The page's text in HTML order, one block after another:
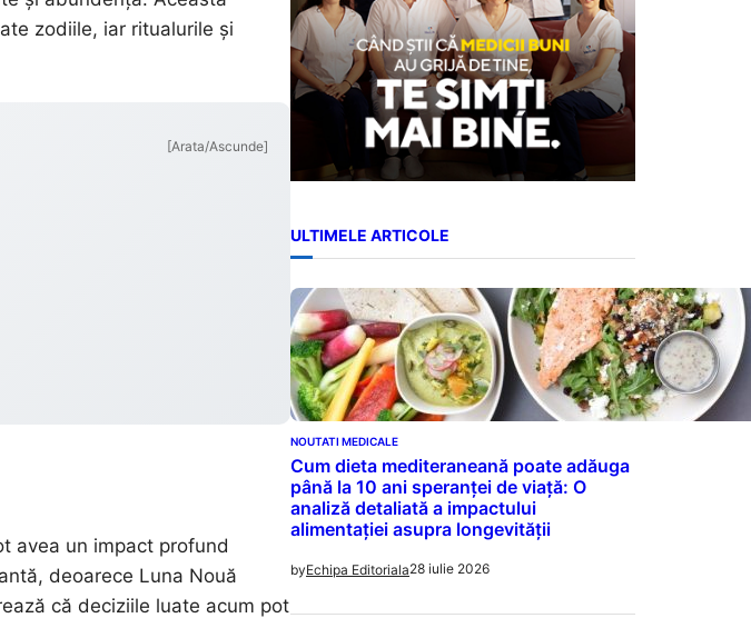
zodiile, iar ritualurile și
[Arata/Ascunde]
avea un impact profund
deoarece Luna Nouă
că deciziile luate acum pot
ULTIMELE ARTICOLE
NOUTATI MEDICALE
Cum dieta mediteraneană poate adăuga
până la 10 ani speranței de viață: O
analiză detaliată a impactului
alimentației asupra longevității
byEchipa Editoriala28 iulie 2026